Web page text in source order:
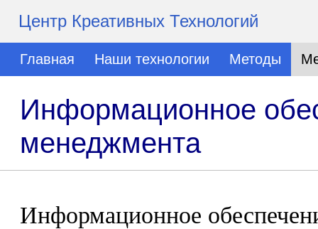
Центр Креативных Технологий
Главная Наши технологии Методы
Информационное
менеджмента
Информационное